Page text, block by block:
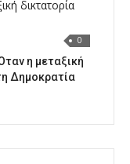
0
η μεταξική
Δημοκρατία